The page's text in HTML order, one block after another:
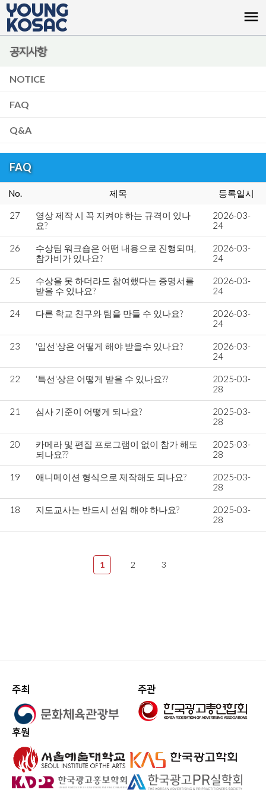
YOUNG
KOSAC menu
공지사항
NOTICE
FAQ
Q&A
FAQ
No. 제목 등록일시
27
영상 제작 시 꼭 지켜야 하는 규격이 있나
요?
2026-03-
24
26
수상팀 워크숍은 어떤 내용으로 진행되며,
참가비가 있나요?
2026-03-
24
25
수상을 못 하더라도 참여했다는 증명서를
받을 수 있나요?
2026-03-
24
24 다른 학교 친구와 팀을 만들 수 있나요?
2026-03-
24
23 '입선'상은 어떻게 해야 받을수 있나요?
2026-03-
24
22 '특선'상은 어떻게 받을 수 있나요??
2025-03-
28
21 심사 기준이 어떻게 되나요?
2025-03-
28
20
카메라 및 편집 프로그램이 없이 참가 해도
되나요??
2025-03-
28
19 애니메이션 형식으로 제작해도 되나요?
2025-03-
28
18 지도교사는 반드시 선임 해야 하나요?
2025-03-
28
1 2 3
주최 주관
후원